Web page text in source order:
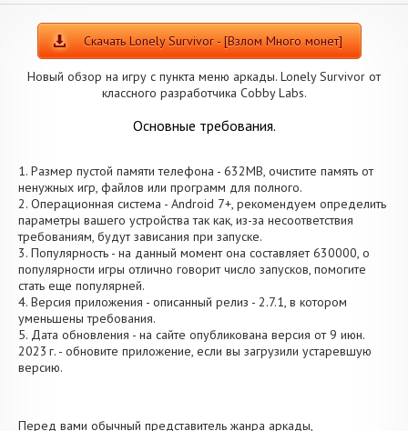
Скачать Lonely Survivor - [Взлом Много монет]
Новый обзор на игру с пункта меню аркады. Lonely Survivor от
классного разработчика Cobby Labs.
Основные требования.
1. Размер пустой памяти телефона - 632MB, очистите память от
ненужных игр, файлов или программ для полного.
2. Операционная система - Android 7+, рекомендуем определить
параметры вашего устройства так как, из-за несоответствия
требованиям, будут зависания при запуске.
3. Популярность - на данный момент она составляет 630000, о
популярности игры отлично говорит число запусков, помогите
стать еще популярней.
4. Версия приложения - описанный релиз - 2.7.1, в котором
уменьшены требования.
5. Дата обновления - на сайте опубликована версия от 9 июн.
2023 г. - обновите приложение, если вы загрузили устаревшую
версию.
Перед вами обычный представитель жанра аркады,